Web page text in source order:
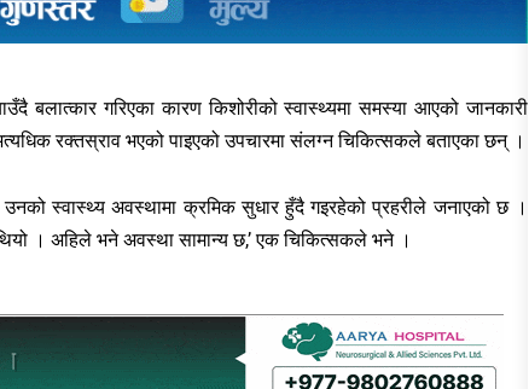
बलात्कार गरिएका कारण किशोरीको स्वास्थ्यमा समस्या आएको जानकारी
रक्तस्राव भएको पाइएको उपचारमा संलग्न चिकित्सकले बताएका छन् ।
स्वास्थ्य अवस्थामा क्रमिक सुधार हुँदै गइरहेको प्रहरीले जनाएको छ ।
। अहिले भने अवस्था सामान्य छ,’ एक चिकित्सकले भने ।